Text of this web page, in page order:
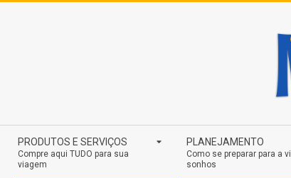
Navigation
Menu
PRODUTOS E SERVIÇOS
Compre aqui TUDO para sua
viagem
PLANEJAMENTO
Como se preparar para a
sonhos